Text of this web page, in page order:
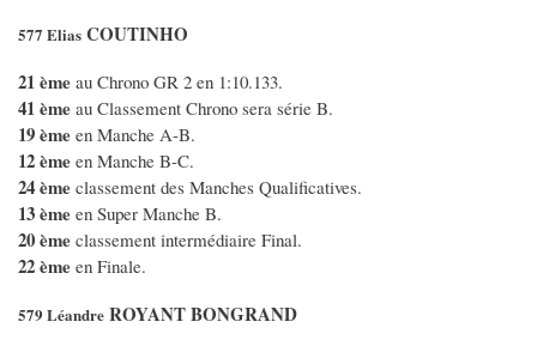
577 Elias COUTINHO
21 ème au Chrono GR 2 en 1:10.133.
41 ème au Classement Chrono sera série B.
19 ème en Manche A-B.
12 ème en Manche B-C.
24 ème classement des Manches Qualificatives.
13 ème en Super Manche B.
20 ème classement intermédiaire Final.
22 ème en Finale.
579 Léandre ROYANT BONGRAND